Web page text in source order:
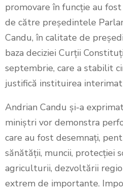
promovare în funcție au
de către președintele
Candu, în calitate de
baza deciziei Curții
septembrie, care a stabilit
justifică instituirea
Andrian Candu și-a
miniștri vor demonstra
care au fost desemnați,
sănătății, muncii, protecției
agriculturii, dezvoltării
extrem de importante.